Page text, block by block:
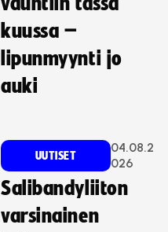
kuussa –
lipunmyynti jo
auki
UUTISET
04.08.2
026
Salibandyliiton
varsinainen